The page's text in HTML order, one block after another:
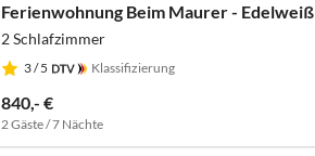
Ferienwohnung Beim Maurer - Edelweiß
2 Schlafzimmer
3/ 5 Klassifizierung
840,- €
2 Gäste / 7 Nächte